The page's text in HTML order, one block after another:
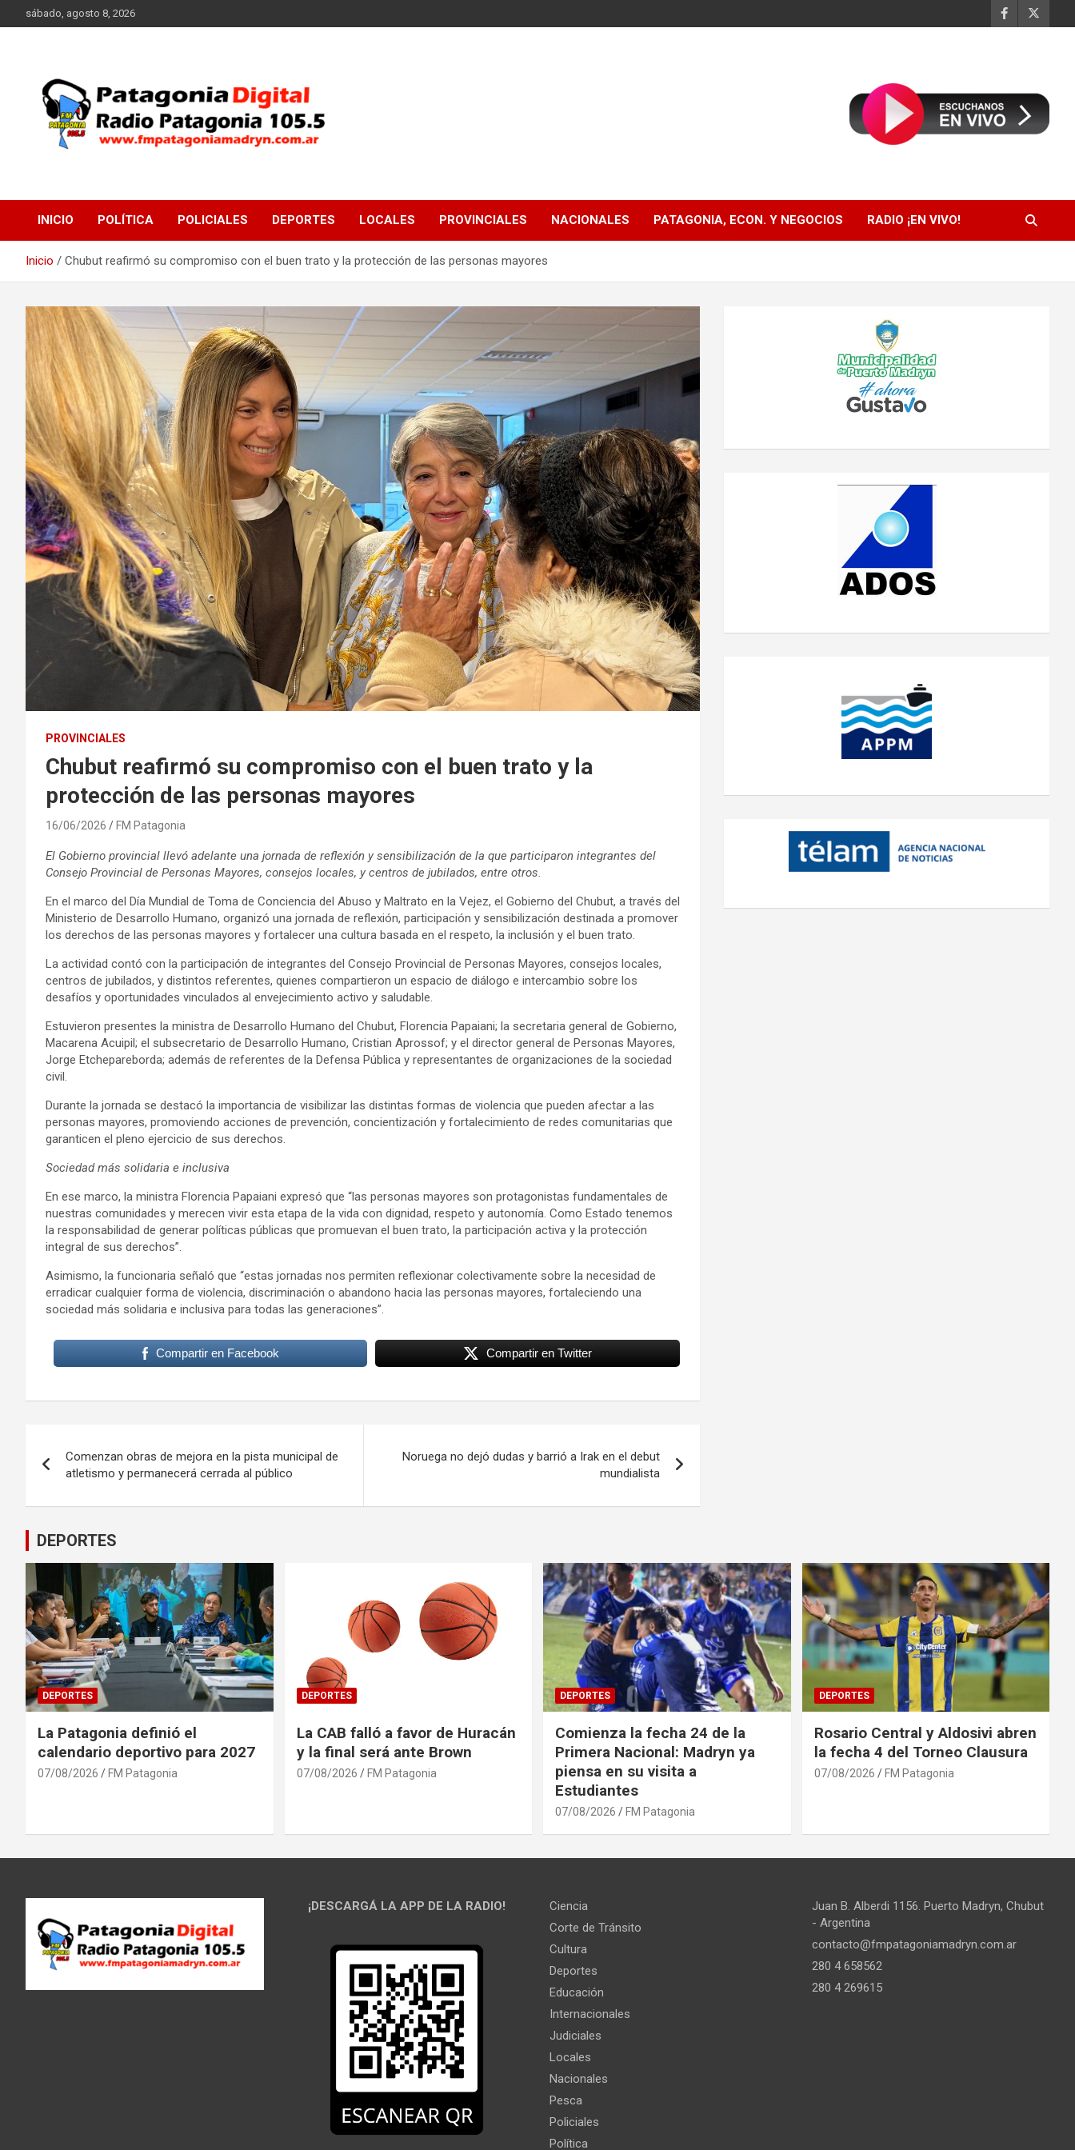
al
sábado, agosto 8, 2026
FM Patagonia Madryn
INICIO POLÍTICA POLICIALES DEPORTES LOCALES PROVINCIALES NACIONALES PATAGONIA, ECON. Y NEGOCIOS RADIO ¡EN VIVO!
Inicio Chubut reafirmó su compromiso con el buen trato y la protección de las personas mayores
PROVINCIALES
Chubut reafirmó su compromiso con el buen trato y la
protección de las personas mayores
16/06/2026 FM Patagonia
El Gobierno provincial llevó adelante una jornada de reflexión y sensibilización de la que participaron integrantes del
Consejo Provincial de Personas Mayores, consejos locales, y centros de jubilados, entre otros.
En el marco del Día Mundial de Toma de Conciencia del Abuso y Maltrato en la Vejez, el Gobierno del Chubut, a través del
Ministerio de Desarrollo Humano, organizó una jornada de reflexión, participación y sensibilización destinada a promover
los derechos de las personas mayores y fortalecer una cultura basada en el respeto, la inclusión y el buen trato.
La actividad contó con la participación de integrantes del Consejo Provincial de Personas Mayores, consejos locales,
centros de jubilados, y distintos referentes, quienes compartieron un espacio de diálogo e intercambio sobre los
desafíos y oportunidades vinculados al envejecimiento activo y saludable.
Estuvieron presentes la ministra de Desarrollo Humano del Chubut, Florencia Papaiani; la secretaria general de Gobierno,
Macarena Acuipil; el subsecretario de Desarrollo Humano, Cristian Aprossof; y el director general de Personas Mayores,
Jorge Etchepareborda; además de referentes de la Defensa Pública y representantes de organizaciones de la sociedad
civil.
Durante la jornada se destacó la importancia de visibilizar las distintas formas de violencia que pueden afectar a las
personas mayores, promoviendo acciones de prevención, concientización y fortalecimiento de redes comunitarias que
garanticen el pleno ejercicio de sus derechos.
Sociedad más solidaria e inclusiva
En ese marco, la ministra Florencia Papaiani expresó que “las personas mayores son protagonistas fundamentales de
nuestras comunidades y merecen vivir esta etapa de la vida con dignidad, respeto y autonomía. Como Estado tenemos
la responsabilidad de generar políticas públicas que promuevan el buen trato, la participación activa y la protección
integral de sus derechos”.
Asimismo, la funcionaria señaló que “estas jornadas nos permiten reflexionar colectivamente sobre la necesidad de
erradicar cualquier forma de violencia, discriminación o abandono hacia las personas mayores, fortaleciendo una
sociedad más solidaria e inclusiva para todas las generaciones”.
Compartir en Facebook Compartir en Twitter
de
entradas
Comenzan obras de mejora en la pista municipal de
atletismo y permanecerá cerrada al público
Noruega no dejó dudas y barrió a Irak en el debut
mundialista
DEPORTES
DEPORTES
La Patagonia definió el
calendario deportivo para 2027
07/08/2026 FM Patagonia
DEPORTES
La CAB falló a favor de Huracán
y la final será ante Brown
07/08/2026 FM Patagonia
DEPORTES
Comienza la fecha 24 de la
Primera Nacional: Madryn ya
piensa en su visita a
Estudiantes
07/08/2026 FM Patagonia
DEPORTES
Rosario Central y Aldosivi abren
la fecha 4 del Torneo Clausura
07/08/2026 FM Patagonia
¡DESCARGÁ LA APP DE LA RADIO!
Ciencia
Corte de Tránsito
Cultura
Deportes
Educación
Internacionales
Judiciales
Locales
Nacionales
Pesca
Policiales
Política
Juan B. Alberdi 1156. Puerto Madryn, Chubut
- Argentina
contacto@fmpatagoniamadryn.com.ar
280 4 658562
280 4 269615